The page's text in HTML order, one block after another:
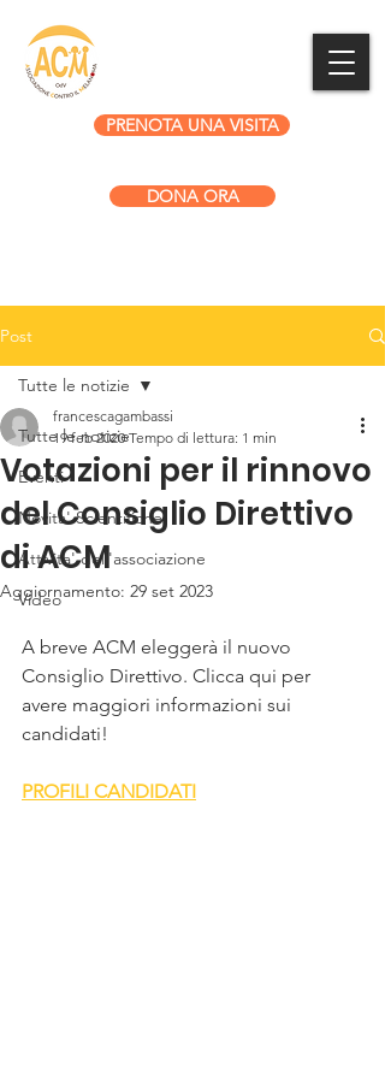
PRENOTA UNA VISITA
DONA ORA
Post
Tutte le notizie
Eventi
Novita' Scientifiche
Attivita' dell'associazione
Video
Tutte le notizie
Votazioni per il rinnovo
del Consiglio Direttivo
di ACM
francescagambassi
19 feb 2020 Tempo di lettura: 1 min
Aggiornamento: 29 set 2023
A breve ACM eleggerà il nuovo
Consiglio Direttivo. Clicca qui per
avere maggiori informazioni sui
candidati!
PROFILI CANDIDATI